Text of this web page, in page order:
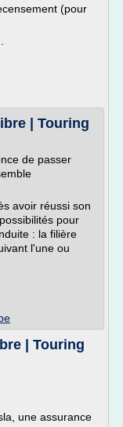
(pour
| Touring
de passer
avoir réussi son
pour
: la filière
l'une ou
| Touring
une assurance